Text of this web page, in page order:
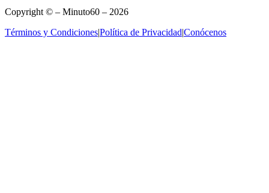
Copyright © – Minuto60 – 2026
Términos y Condiciones|Política de Privacidad|Conócenos